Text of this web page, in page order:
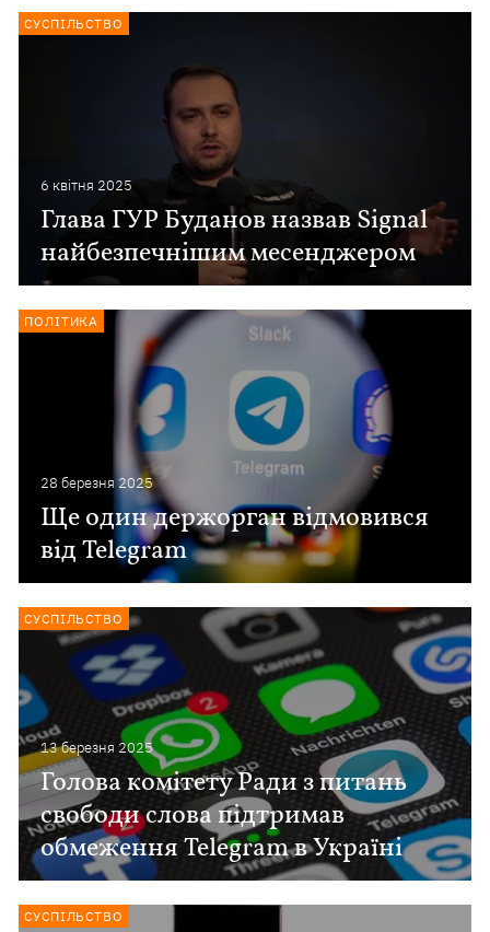
6 квiтня 2025
Глава ГУР Буданов назвав Signal
найбезпечнішим месенджером
СУСПІЛЬСТВО
28 березня 2025
Ще один держорган відмовився
від Telegram
ПОЛІТИКА
13 березня 2025
Голова комітету Ради з питань
свободи слова підтримав
обмеження Telegram в Україні
СУСПІЛЬСТВО
СУСПІЛЬСТВО